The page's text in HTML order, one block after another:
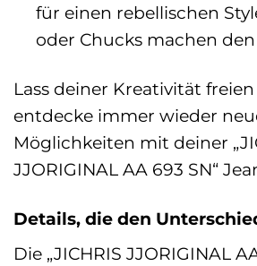
für einen rebellischen
oder Chucks machen
Lass deiner Kreativität
entdecke immer wieder
Möglichkeiten mit deiner
JJORIGINAL AA 693 SN“
Details, die den
Die „JICHRIS JJORIGINAL